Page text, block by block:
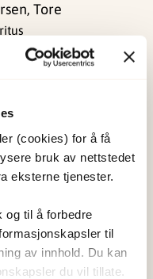
(cookies) for å få
bruk av nettstedet
eksterne tjenester.
og til å forbedre
til
av innhold. Du kan
du vil tillate.
Tore